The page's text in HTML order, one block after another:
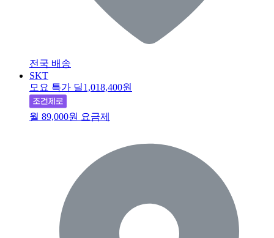
전국 배송
SKT
모요 특가 딜1,018,400원
월 89,000원 요금제